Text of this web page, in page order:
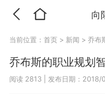
向
当前位置：首页 > 新闻 >乔布
乔布斯的职业规划
阅读 2813 发布日期：2018/